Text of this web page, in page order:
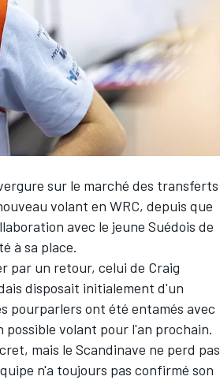
sur le marché des transferts
volant en WRC, depuis que
avec le jeune Suédois de
à sa place.
par un retour, celui de Craig
disposait initialement d'un
pourparlers ont été entamés avec
volant pour l'an prochain.
mais le Scandinave ne perd pas
n'a toujours pas confirmé son